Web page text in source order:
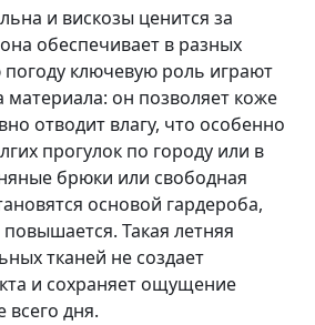
и вискозы ценится за
обеспечивает в разных
погоду ключевую роль играют
он позволяет коже
отводит влагу, что особенно
прогулок по городу или в
брюки или свободная
основой гардероба,
Такая летняя
тканей не создает
и сохраняет ощущение
всего дня.